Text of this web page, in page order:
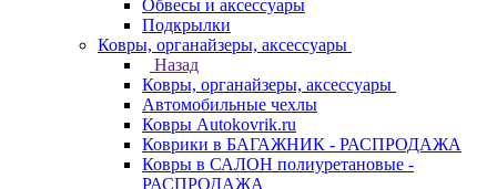
Обвесы и аксессуары
Подкрылки
Ковры, органайзеры, аксессуары
Назад
Ковры, органайзеры, аксессуары
Автомобильные чехлы
Ковры Autokovrik.ru
Коврики в БАГАЖНИК - РАСПРОДАЖА
Ковры в САЛОН полиуретановые -
РАСПРОДАЖА